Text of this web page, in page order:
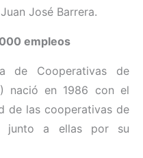
José Barrera.
empleos
de Cooperativas de
nació en 1986 con el
de las cooperativas de
junto a ellas por su